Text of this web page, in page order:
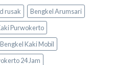
rusak
Bengkel Arumsari
Purwokerto
Bengkel Kaki Mobil
24 Jam